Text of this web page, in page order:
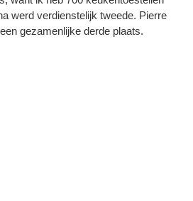
werd verdienstelijk tweede. Pierre
gezamenlijke derde plaats.